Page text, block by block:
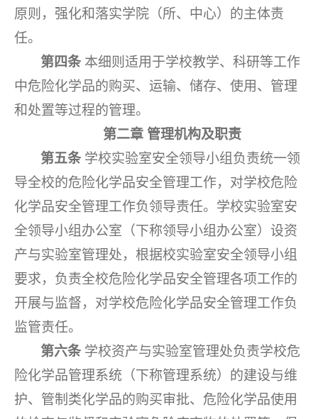
原则，强化和落实学院（所、中心）的主体责
任。
第四条 本细则适用于学校教学、科研等工作
中危险化学品的购买、运输、储存、使用、管理
和处置等过程的管理。
第二章 管理机构及职责
第五条 学校实验室安全领导小组负责统一领
导全校的危险化学品安全管理工作，对学校危险
化学品安全管理工作负领导责任。学校实验室安
全领导小组办公室（下称领导小组办公室）设资
产与实验室管理处，根据校实验室安全领导小组
要求，负责全校危险化学品安全管理各项工作的
开展与监督，对学校危险化学品安全管理工作负
监管责任。
第六条 学校资产与实验室管理处负责学校危
险化学品管理系统（下称管理系统）的建设与维
护、管制类化学品的购买审批、危险化学品使用